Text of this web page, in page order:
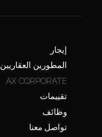
إيجار
المطورين العقاريين
AX CORPORATE
تقييمات
وظائف
تواصل معنا